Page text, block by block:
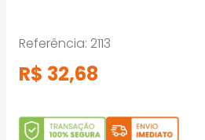
Referência: 2113
R$ 32,68